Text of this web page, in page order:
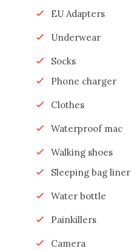
EU Adapters
Underwear
Socks
Phone charger
Clothes
Waterproof mac
Walking shoes
Sleeping bag liner
Water bottle
Painkillers
Camera